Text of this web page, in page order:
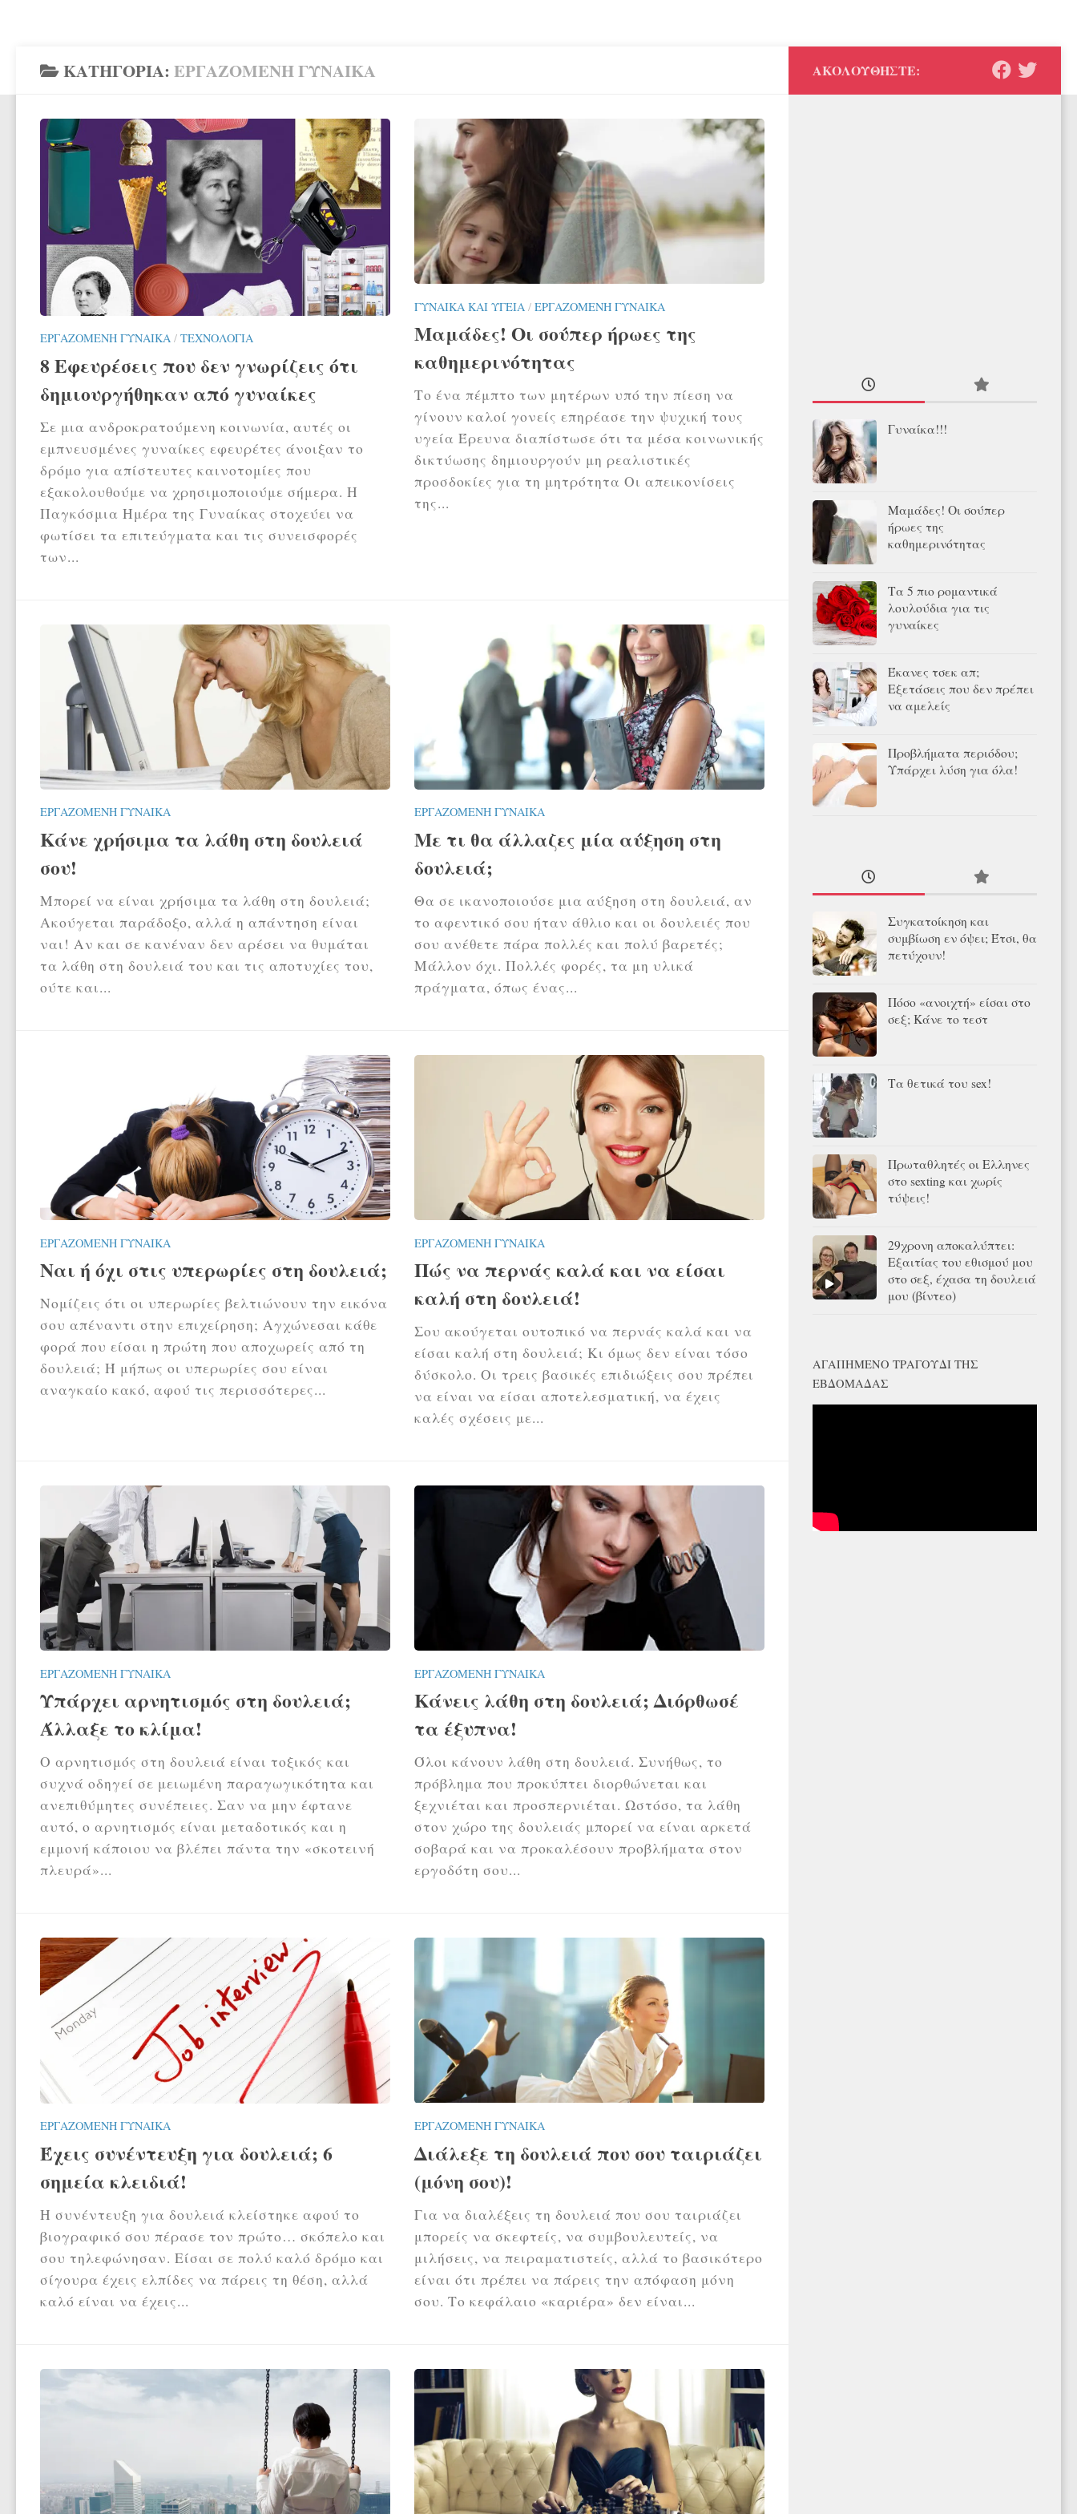
ΚΑΤΗΓΟΡΊΑ: ΕΡΓΑΖΌΜΕΝΗ ΓΥΝΑΊΚΑ
ΕΡΓΑΖΌΜΕΝΗ ΓΥΝΑΊΚΑ / ΤΕΧΝΟΛΟΓΊΑ
8 Εφευρέσεις που δεν γνωρίζεις ότι
δημιουργήθηκαν από γυναίκες
Σε μια ανδροκρατούμενη κοινωνία, αυτές οι
εμπνευσμένες γυναίκες εφευρέτες άνοιξαν το
δρόμο για απίστευτες καινοτομίες που
εξακολουθούμε να χρησιμοποιούμε σήμερα. Η
Παγκόσμια Ημέρα της Γυναίκας στοχεύει να
φωτίσει τα επιτεύγματα και τις συνεισφορές
των...
ΓΥΝΑΊΚΑ ΚΑΙ ΥΓΕΊΑ / ΕΡΓΑΖΌΜΕΝΗ ΓΥΝΑΊΚΑ
Μαμάδες! Οι σούπερ ήρωες της
καθημερινότητας
Το ένα πέμπτο των μητέρων υπό την πίεση να
γίνουν καλοί γονείς επηρέασε την ψυχική τους
υγεία Έρευνα διαπίστωσε ότι τα μέσα κοινωνικής
δικτύωσης δημιουργούν μη ρεαλιστικές
προσδοκίες για τη μητρότητα Οι απεικονίσεις
της...
ΕΡΓΑΖΌΜΕΝΗ ΓΥΝΑΊΚΑ
Κάνε χρήσιμα τα λάθη στη δουλειά
σου!
Μπορεί να είναι χρήσιμα τα λάθη στη δουλειά;
Ακούγεται παράδοξο, αλλά η απάντηση είναι
ναι! Αν και σε κανέναν δεν αρέσει να θυμάται
τα λάθη στη δουλειά του και τις αποτυχίες του,
ούτε και...
ΕΡΓΑΖΌΜΕΝΗ ΓΥΝΑΊΚΑ
Με τι θα άλλαζες μία αύξηση στη
δουλειά;
Θα σε ικανοποιούσε μια αύξηση στη δουλειά, αν
το αφεντικό σου ήταν άθλιο και οι δουλειές που
σου ανέθετε πάρα πολλές και πολύ βαρετές;
Μάλλον όχι. Πολλές φορές, τα μη υλικά
πράγματα, όπως ένας...
ΕΡΓΑΖΌΜΕΝΗ ΓΥΝΑΊΚΑ
Ναι ή όχι στις υπερωρίες στη δουλειά;
Νομίζεις ότι οι υπερωρίες βελτιώνουν την εικόνα
σου απέναντι στην επιχείρηση; Αγχώνεσαι κάθε
φορά που είσαι η πρώτη που αποχωρείς από τη
δουλειά; Ή μήπως οι υπερωρίες σου είναι
αναγκαίο κακό, αφού τις περισσότερες...
ΕΡΓΑΖΌΜΕΝΗ ΓΥΝΑΊΚΑ
Πώς να περνάς καλά και να είσαι
καλή στη δουλειά!
Σου ακούγεται ουτοπικό να περνάς καλά και να
είσαι καλή στη δουλειά; Κι όμως δεν είναι τόσο
δύσκολο. Οι τρεις βασικές επιδιώξεις σου πρέπει
να είναι να είσαι αποτελεσματική, να έχεις
καλές σχέσεις με...
ΕΡΓΑΖΌΜΕΝΗ ΓΥΝΑΊΚΑ
Υπάρχει αρνητισμός στη δουλειά;
Άλλαξε το κλίμα!
Ο αρνητισμός στη δουλειά είναι τοξικός και
συχνά οδηγεί σε μειωμένη παραγωγικότητα και
ανεπιθύμητες συνέπειες. Σαν να μην έφτανε
αυτό, ο αρνητισμός είναι μεταδοτικός και η
εμμονή κάποιου να βλέπει πάντα την «σκοτεινή
πλευρά»...
ΕΡΓΑΖΌΜΕΝΗ ΓΥΝΑΊΚΑ
Κάνεις λάθη στη δουλειά; Διόρθωσέ
τα έξυπνα!
Όλοι κάνουν λάθη στη δουλειά. Συνήθως, το
πρόβλημα που προκύπτει διορθώνεται και
ξεχνιέται και προσπερνιέται. Ωστόσο, τα λάθη
στον χώρο της δουλειάς μπορεί να είναι αρκετά
σοβαρά και να προκαλέσουν προβλήματα στον
εργοδότη σου...
ΕΡΓΑΖΌΜΕΝΗ ΓΥΝΑΊΚΑ
Έχεις συνέντευξη για δουλειά; 6
σημεία κλειδιά!
Η συνέντευξη για δουλειά κλείστηκε αφού το
βιογραφικό σου πέρασε τον πρώτο… σκόπελο και
σου τηλεφώνησαν. Είσαι σε πολύ καλό δρόμο και
σίγουρα έχεις ελπίδες να πάρεις τη θέση, αλλά
καλό είναι να έχεις...
ΕΡΓΑΖΌΜΕΝΗ ΓΥΝΑΊΚΑ
Διάλεξε τη δουλειά που σου ταιριάζει
(μόνη σου)!
Για να διαλέξεις τη δουλειά που σου ταιριάζει
μπορείς να σκεφτείς, να συμβουλευτείς, να
μιλήσεις, να πειραματιστείς, αλλά το βασικότερο
είναι ότι πρέπει να πάρεις την απόφαση μόνη
σου. Το κεφάλαιο «καριέρα» δεν είναι...
ΑΚΟΛΟΥΘΉΣΤΕ:
Γυναίκα!!!
Μαμάδες! Οι σούπερ
ήρωες της
καθημερινότητας
Τα 5 πιο ρομαντικά
λουλούδια για τις
γυναίκες
Έκανες τσεκ απ;
Εξετάσεις που δεν πρέπει
να αμελείς
Προβλήματα περιόδου;
Υπάρχει λύση για όλα!
Συγκατοίκηση και
συμβίωση εν όψει; Έτσι, θα
πετύχουν!
Πόσο «ανοιχτή» είσαι στο
σεξ; Κάνε το τεστ
Τα θετικά του sex!
Πρωταθλητές οι Ελληνες
στο sexting και χωρίς
τύψεις!
29χρονη αποκαλύπτει:
Εξαιτίας του εθισμού μου
στο σεξ, έχασα τη δουλειά
μου (βίντεο)
ΑΓΑΠΗΜΈΝΟ ΤΡΑΓΟΎΔΙ ΤΗΣ
ΕΒΔΟΜΆΔΑΣ